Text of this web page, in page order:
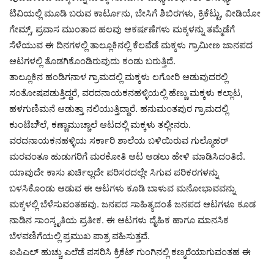
ಟಿವಿಯಲ್ಲಿ ಮೂಡಿ ಬರುವ ಕಾರ್ಟೂನು, ಬೇಸಿಗೆ ಶಿಬಿರಗಳು, ಕ್ರಿಕೆಟ್ಟು, ವೀಡಿಯೋ
ಗೇಮ್ಸ್, ಪ್ರವಾಸ ಮುಂತಾದ ಹಲವು ಆಕರ್ಷಣೆಗಳು ಮಕ್ಕಳನ್ನು ತಮ್ಮೆಡೆಗೆ
ಸೆಳೆಯುವ ಈ ದಿನಗಳಲ್ಲಿ ತಾಲ್ಲೂಕಿನಲ್ಲಿ ಕೆಲವೆಡೆ ಮಕ್ಕಳು ಗ್ರಾಮೀಣ ಜಾನಪದ
ಆಟಗಳಲ್ಲಿ ತೊಡಗಿಕೊಂಡಿರುವುದು ಕಂಡು ಬರುತ್ತಿದೆ.
ತಾಲ್ಲೂಕಿನ ಹಂಡಿಗನಾಳ ಗ್ರಾಮದಲ್ಲಿ ಮಕ್ಕಳು ಲಗೋರಿ ಆಡುವುದರಲ್ಲಿ
ಸಂತೋಷಪಡುತ್ತಿದ್ದರೆ, ವರದನಾಯಕನಹಳ್ಳಿಯಲ್ಲಿ ಹೆಣ್ಣು ಮಕ್ಕಳು ಕಲ್ಲಾಟ,
ಹಳಗುಣಿಮನೆ ಆಡುತ್ತಾ ನಲಿಯುತ್ತಿದ್ದಾರೆ. ಹನುಮಂತಪುರ ಗ್ರಾಮದಲ್ಲಿ
ಕುಂಟೆಬಿ್ಲೆ, ಕಣ್ಣಾಮುಚ್ಚಾಲೆ ಆಟದಲ್ಲಿ ಮಕ್ಕಳು ತಲ್ಲೀನರು.
ವರದನಾಯಕನಹಳ್ಳಿಯ ಸರ್ಕಾರಿ ಶಾಲೆಯ ಬಳಿಯಿರುವ ಗುಲ್ಮೊಹರ್
ಮರವಂತೂ ಹುಡುಗರಿಗೆ ಮರಕೋತಿ ಆಟ ಆಡಲು ಹೇಳಿ ಮಾಡಿಸಿದಂತಿದೆ.
ಯಾವುದೇ ಕಾಸು ಖರ್ಚಿಲ್ಲದೇ ಪರಿಸರದಲ್ಲೇ ಸಿಗುವ ಪರಿಕರಗಳನ್ನು
ಬಳಸಿಕೊಂಡು ಆಡುವ ಈ ಆಟಗಳು ಕೂಡಿ ಬಾಳುವ ಮನೋಭಾವವನ್ನು
ಮಕ್ಕಳಲ್ಲಿ ಬೆಳೆಸುವಂತಹವು. ಜನಪದ ಸಾಹಿತ್ಯದಂತೆ ಜನಪದ ಆಟಗಳೂ ಕೂಡ
ನಾಡಿನ ಸಾಂಸ್ಕೃತಿಯ ಪ್ರತೀಕ. ಈ ಆಟಗಳು ದೈಹಿಕ ಹಾಗೂ ಮಾನಸಿಕ
ಬೆಳವಣಿಗೆಯಲ್ಲಿ ಪ್ರಮುಖ ಪಾತ್ರ ವಹಿಸುತ್ತವೆ.
ಐಪಿಎಲ್ ಹುಚ್ಚು ಎಲೆಡೆ ಪಸರಿಸಿ ಕ್ರಿಕೆಟ್ ಗುಂಗಿನಲ್ಲಿ ಕಣ್ಮರೆಯಾಗುವಂತಹ ಈ